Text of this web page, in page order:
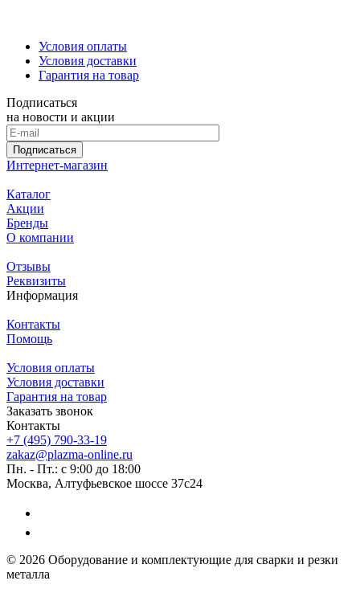
Условия оплаты
Условия доставки
Гарантия на товар
Подписаться
на новости и акции
Подписаться
Интернет-магазин
Каталог
Акции
Бренды
О компании
Отзывы
Реквизиты
Информация
Контакты
Помощь
Условия оплаты
Условия доставки
Гарантия на товар
Заказать звонок
Контакты
+7 (495) 790-33-19
zakaz@plazma-online.ru
Пн. - Пт.: с 9:00 до 18:00
Москва, Алтуфьевское шоссе 37с24
© 2026 Оборудование и комплектующие для сварки и резки
металла